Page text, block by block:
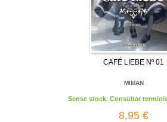
CAFÉ LIEBE Nº 01
MIMAN
Sense stock. Consultar
8,95 €